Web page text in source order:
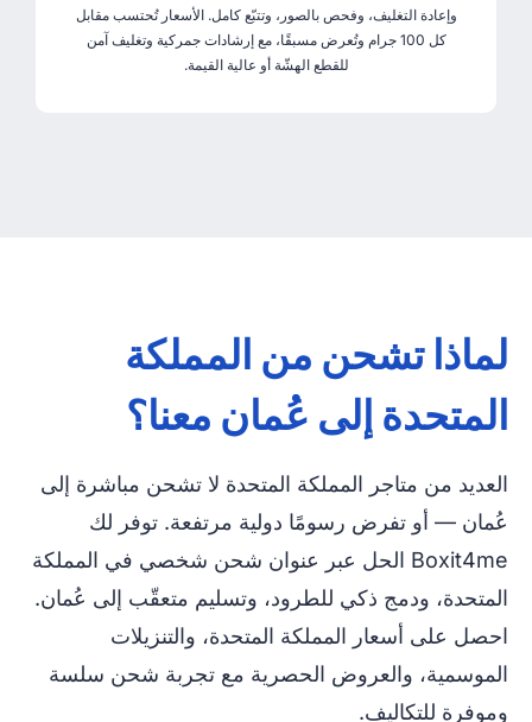
وإعادة التغليف، وفحص بالصور، وتتبّع كامل. الأسعار تُحتسب مقابل
كل 100 جرام وتُعرض مسبقًا، مع إرشادات جمركية وتغليف آمن
للقطع الهشّة أو عالية القيمة.
لماذا تشحن من المملكة
المتحدة إلى عُمان معنا؟
العديد من متاجر المملكة المتحدة لا تشحن مباشرة إلى
عُمان — أو تفرض رسومًا دولية مرتفعة. توفر لك
Boxit4me الحل عبر عنوان شحن شخصي في المملكة
المتحدة، ودمج ذكي للطرود، وتسليم متعقّب إلى عُمان.
احصل على أسعار المملكة المتحدة، والتنزيلات
الموسمية، والعروض الحصرية مع تجربة شحن سلسة
وموفرة للتكاليف.